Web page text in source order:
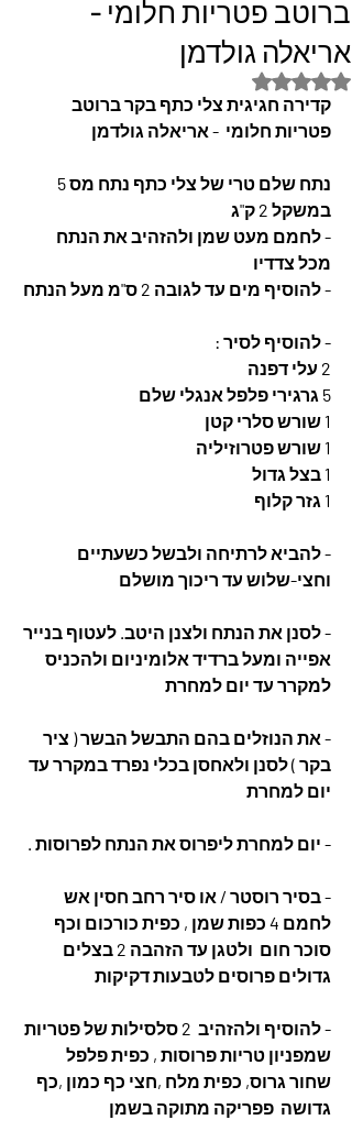
ברוטב פטריות חלומי -
אריאלה גולדמן
דירוג של NaN מתוך 5 כוכבים
קדירה חגיגית צלי כתף בקר ברוטב
פטריות חלומי  - אריאלה גולדמן
במשקל 2 ק"ג
- לחמם מעט שמן ולהזהיב את הנתח
מכל צדדיו
- להוסיף מים עד לגובה 2 ס"מ מעל הנתח
- להוסיף לסיר :
2 עלי דפנה
5 גרגירי פלפל אנגלי שלם
1 שורש סלרי קטן
1 שורש פטרוזיליה
1 בצל גדול
1 גזר קלוף
- להביא לרתיחה ולבשל כשעתיים
וחצי-שלוש עד ריכוך מושלם
- לסנן את הנתח ולצנן היטב. לעטוף בנייר
אפייה ומעל ברדיד אלומיניום ולהכניס
למקרר עד יום למחרת
- את הנוזלים בהם התבשל הבשר ( ציר
בקר ) לסנן ולאחסן בכלי נפרד במקרר עד
יום למחרת
- יום למחרת ליפרוס את הנתח לפרוסות .
- בסיר רוסטר / או סיר רחב חסין אש
לחמם 4 כפות שמן , כפית כורכום וכף
סוכר חום  ולטגן עד הזהבה 2 בצלים
גדולים פרוסים לטבעות דקיקות
- להוסיף ולהזהיב  2 סלסילות של פטריות
שמפניון טריות פרוסות , כפית פלפל
שחור גרוס, כפית מלח ,חצי כף כמון ,כף
גדושה  פפריקה מתוקה בשמן